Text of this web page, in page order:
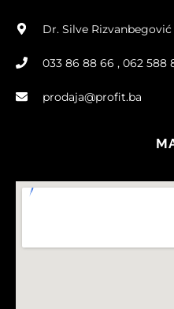
Dr. Silve Rizvanbegović
033 86 88 66 , 062 588
prodaja@profit.ba